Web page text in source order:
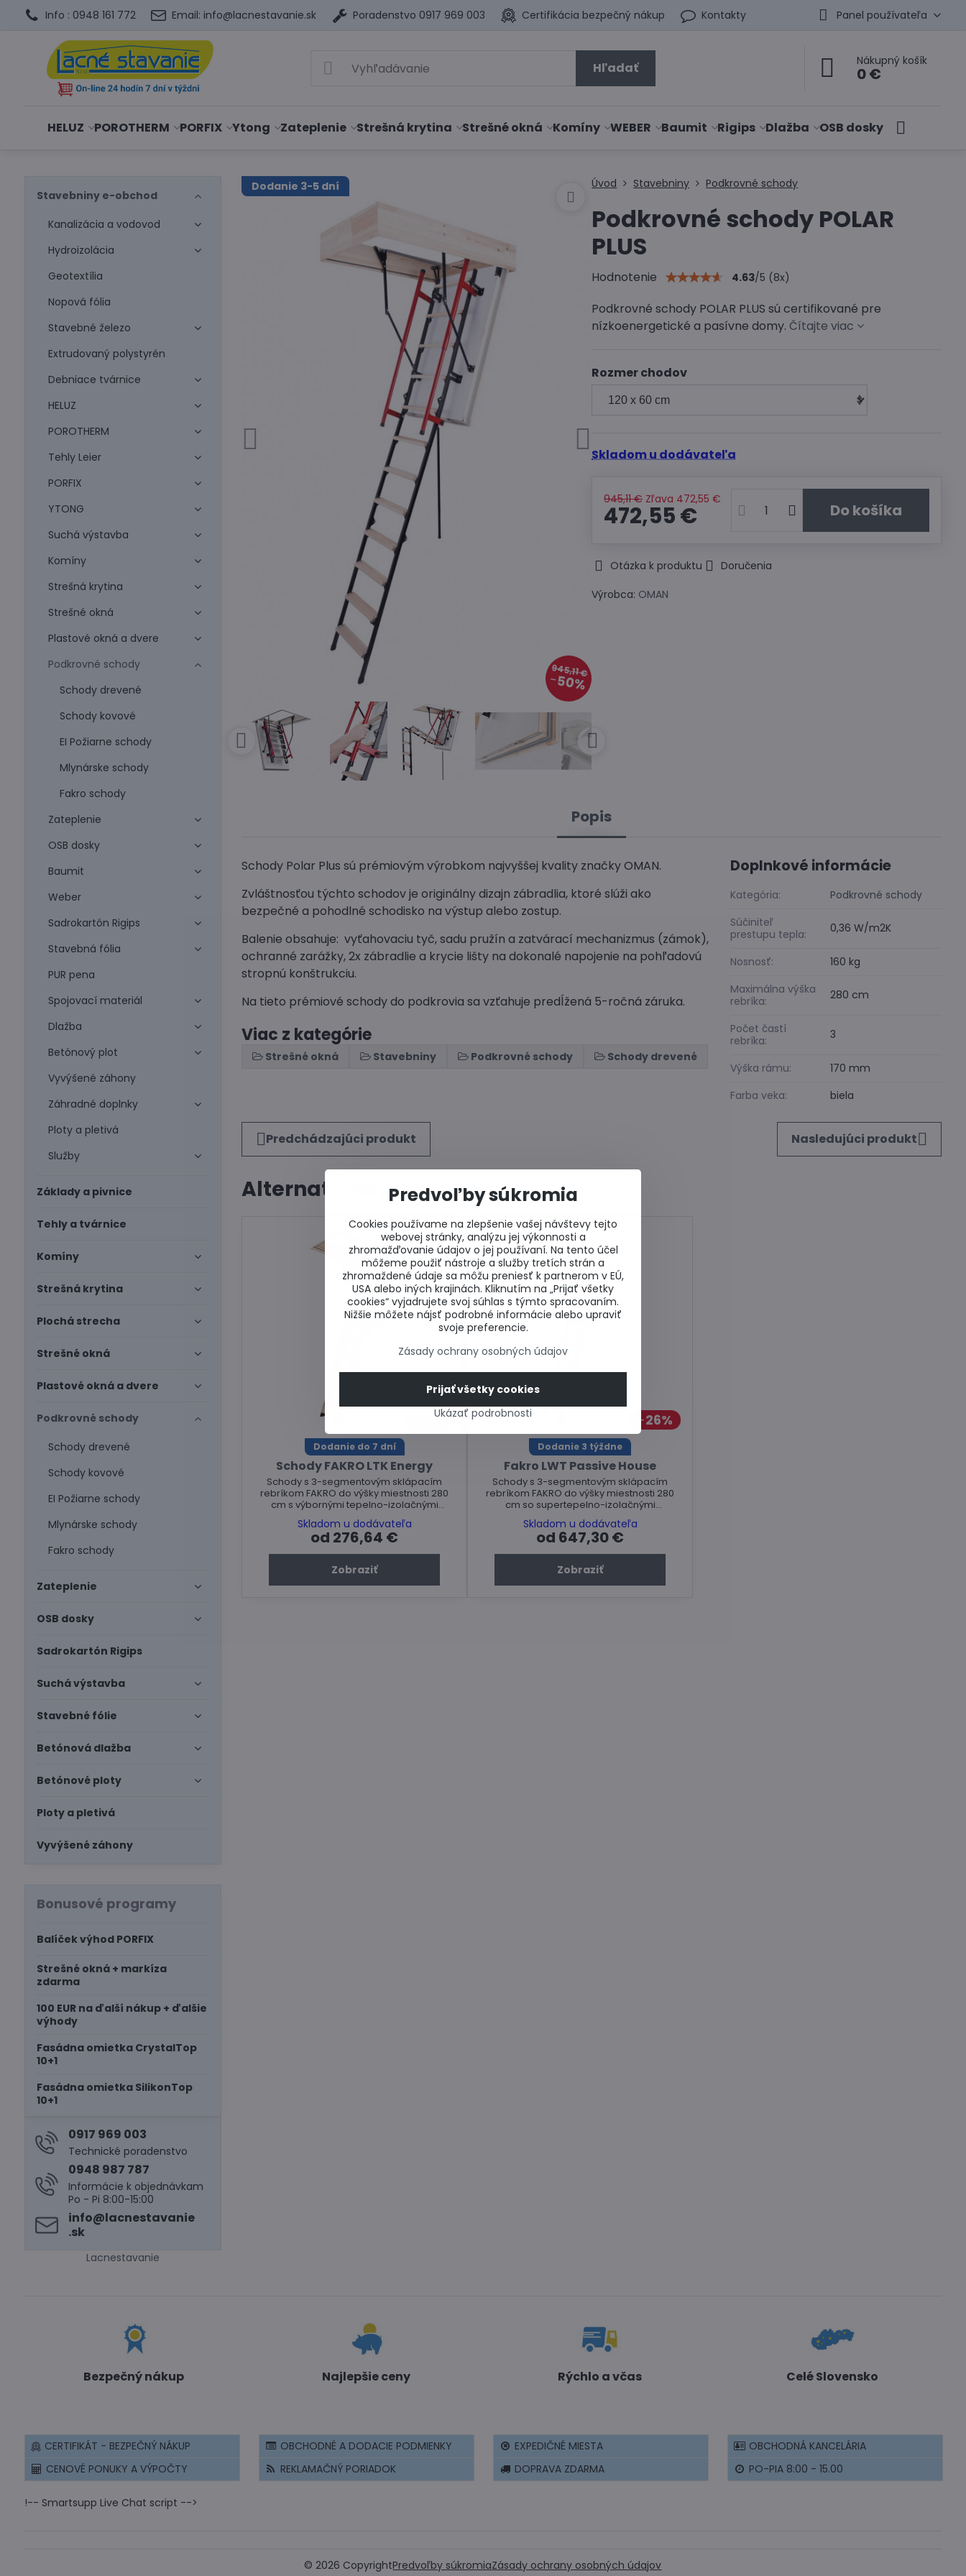
Info : 0948 161 772 Email: info@lacnestavanie.sk Poradenstvo 0917 969 003 Certifikácia bezpečný nákup Kontakty Panel používateľa
Hľadať Nákupný košík
0 €
HELUZ POROTHERM PORFIX Ytong Zateplenie Strešná krytina Strešné okná Komíny WEBER Baumit Rigips Dlažba OSB dosky
Dodanie 3-5 dní
945,11 €
50%
Úvod Stavebniny Podkrovné schody
Podkrovné schody POLAR
PLUS
Hodnotenie 4.63/5 (8x)
Podkrovné schody POLAR PLUS sú certifikované pre
nízkoenergetické a pasívne domy.Čítajte viac
Rozmer chodov
Skladom u dodávateľa
945,11 € Zľava 472,55 €
472,55 € Do košíka
Otázka k produktu
Doručenia
Výrobca: OMAN
Popis
Schody Polar Plus sú prémiovým výrobkom najvyššej kvality značky OMAN.
Zvláštnosťou týchto schodov je originálny dizajn zábradlia, ktoré slúži ako
bezpečné a pohodlné schodisko na výstup alebo zostup.
Balenie obsahuje: vyťahovaciu tyč, sadu pružín a zatvárací mechanizmus (zámok),
ochranné zarážky, 2x zábradlie a krycie lišty na dokonalé napojenie na pohľadovú
stropnú konštrukciu.
Na tieto prémiové schody do podkrovia sa vzťahuje predĺžená 5-ročná záruka.
Viac z kategórie
Strešné okná Stavebniny Podkrovné schody Schody drevené
Doplnkové informácie
Kategória:
Podkrovné schody
Súčiniteľ
prestupu tepla:
0,36 W/m2K
Nosnosť:
160 kg
Maximálna výška
rebríka:
280 cm
Počet častí
rebríka:
3
Výška rámu:
170 mm
Farba veka:
biela
Predchádzajúci produkt Nasledujúci produkt
Alternatívne produkty
26%
Dodanie do 7 dní
Schody FAKRO LTK Energy
Schody s 3-segmentovým sklápacím
rebríkom FAKRO do výšky miestnosti 280
cm s výbornými tepelno-izolačnými
vlastnosťami.
Skladom u dodávateľa
od 276,64 €
Zobraziť
26%
Dodanie 3 týždne
Fakro LWT Passive House
Schody s 3-segmentovým sklápacím
rebríkom FAKRO do výšky miestnosti 280
cm so supertepelno-izolačnými
vlastnosťami.
Skladom u dodávateľa
od 647,30 €
Zobraziť
Stavebniny e-obchod
Kanalizácia a vodovod
Hydroizolácia
Geotextília
Nopová fólia
Stavebné železo
Extrudovaný polystyrén
Debniace tvárnice
HELUZ
POROTHERM
Tehly Leier
PORFIX
YTONG
Suchá výstavba
Komíny
Strešná krytina
Strešné okná
Plastové okná a dvere
Podkrovné schody
Schody drevené
Schody kovové
EI Požiarne schody
Mlynárske schody
Fakro schody
Zateplenie
OSB dosky
Baumit
Weber
Sadrokartón Rigips
Stavebná fólia
PUR pena
Spojovací materiál
Dlažba
Betónový plot
Vyvýšené záhony
Záhradné doplnky
Ploty a pletivá
Služby
Základy a pivnice
Tehly a tvárnice
Komíny
Strešná krytina
Plochá strecha
Strešné okná
Plastové okná a dvere
Podkrovné schody
Schody drevené
Schody kovové
EI Požiarne schody
Mlynárske schody
Fakro schody
Zateplenie
OSB dosky
Sadrokartón Rigips
Suchá výstavba
Stavebné fólie
Betónová dlažba
Betónové ploty
Ploty a pletivá
Vyvýšené záhony
Bonusové programy
Balíček výhod PORFIX
Strešné okná + markíza
zdarma
100 EUR na ďalší nákup + ďalšie
výhody
Fasádna omietka CrystalTop
10+1
Fasádna omietka SilikonTop
10+1
0917 969 003
Technické poradenstvo
0948 987 787
Informácie k objednávkam
Po - Pi 8:00-15:00
info​@lacnestavanie​
.sk
Lacnestavanie
Bezpečný nákup Najlepšie ceny Rýchlo a včas Celé Slovensko
CERTIFIKÁT - BEZPEČNÝ NÁKUP
CENOVÉ PONUKY A VÝPOČTY
!-- Smartsupp Live Chat script -->
OBCHODNÉ A DODACIE PODMIENKY
REKLAMAČNÝ PORIADOK
EXPEDIČNÉ MIESTA
DOPRAVA ZDARMA
OBCHODNÁ KANCELÁRIA
PO-PIA 8:00 - 15.00
© 2026 CopyrightPredvoľby súkromiaZásady ochrany osobných údajov
Predvoľby súkromia
Cookies používame na zlepšenie vašej návštevy tejto
webovej stránky, analýzu jej výkonnosti a
zhromažďovanie údajov o jej používaní. Na tento účel
môžeme použiť nástroje a služby tretích strán a
zhromaždené údaje sa môžu preniesť k partnerom v EÚ,
USA alebo iných krajinách. Kliknutím na „Prijať všetky
cookies“ vyjadrujete svoj súhlas s týmto spracovaním.
Nižšie môžete nájsť podrobné informácie alebo upraviť
svoje preferencie.
Zásady ochrany osobných údajov
Ukázať podrobnosti
Prijať všetky cookies